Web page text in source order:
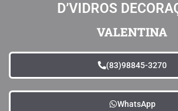
D’VIDROS
VALENTINA
(83)98845-3270
WhatsApp